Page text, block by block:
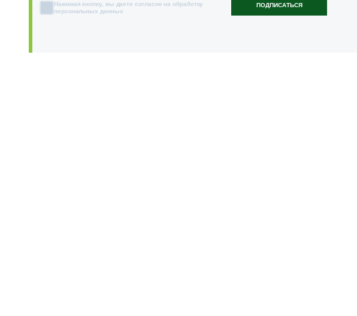
ПОДПИСАТЬСЯ
Нажимая кнопку, вы даете согласие на обработку
персональных данных